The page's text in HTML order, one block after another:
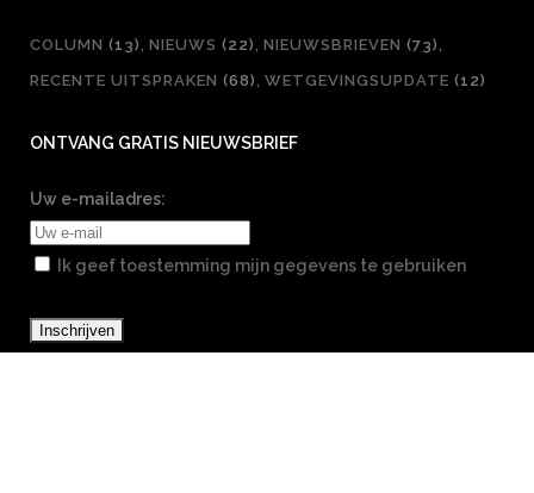
COLUMN (13) NIEUWS (22) NIEUWSBRIEVEN (73)
RECENTE UITSPRAKEN (68) WETGEVINGSUPDATE (12)
ONTVANG GRATIS NIEUWSBRIEF
Uw e-mailadres:
Ik geef toestemming mijn gegevens te gebruiken